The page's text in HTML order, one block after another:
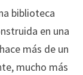
biblioteca
en una
más de un
mucho más